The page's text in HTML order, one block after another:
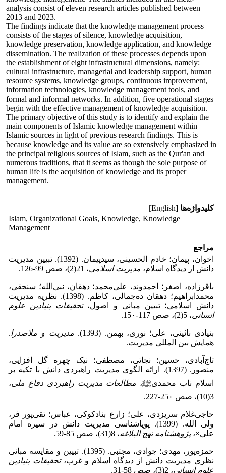
analysis consist of eleven research articles published between
2013 and 2023.
The findings indicate that the knowledge management process
consists of the stages of silence, knowledge acquisition,
knowledge preservation, knowledge application, and knowledge
dissemination. The realization of these processes depends upon
the establishment of eight infrastructural dimensions, namely:
cultural infrastructure, managerial and leadership support, human
resource systems, knowledge groups, continuous improvement,
information technologies, knowledge management tools, and
formal and informal networks. In addition, five operational stages
begin with the effective management of knowledge acquisition.
The primary objective of this study is to identify and explain the
main components of Islamic knowledge management within
Islamic sources in light of previous research findings. This is
because knowledge and its value are so extensively emphasized in
the principal religious sources of Islam, such as the Qur'an and
numerous traditions, that it seems as though the sole purpose of
human life is the acquisition of knowledge and its proper
management.
کلیدواژه‌ها [English]
Islam, Organizational Goals, Knowledge, Knowledge
Management
مراجع
اخوان، پیمان؛ خادم الحسینی، سیدپیمان. (1392). تبیین مدیریت
دانش از دیدگاه اسلام، مدیریت اسلامی، 21(2)، صص 99-126.
باقرزاده، اصغر؛ احمدوند، علی‌محمد؛ دهقان، نبی‌الله؛ سنجقی،
محمدابراهیم؛ دهقان ده‌جمالی، کاظم. (1398). نظریه مدیریت
دانش اسلامی؛ تبیین مبانی و اصول،تحقیقات بنیادین علوم
انسانی، 5(2)، صص 117-15۰.
بنیادی نائینی، علی؛ نوری، بهمن. (1393). مدیریت و ملاصدرا.
همایش بین المللی مدیریت.
تاج‌آبادی، حسین؛ نجاتی، مصطفی؛ نیک چهره گل افزایی،
منصور. (1397). ارائه الگوی مدیریت راهبردی دانش با تکیه بر
اسلام ناب محمدیﷺ، مطالعات مدیریت راهبردی دفاع ملی،
3(10)، صص 25۰-227.
حاجی‌غلام سریزدی، علی؛ زارع بنادکوکی، عباس؛ تقی‌پور فر،
ولی الله. (1399). پویاشناسی مدیریت دانش در سیره امام
علی×،پژوهشنامه نهج البلاغه، 8(31)، صص 85-59.
حمزه‌پور، مهدی؛ جوادی، مجتبی. (1395). تبیین و مقایسه مبانی
نظری مدیریت دانش از دیدگاه اسلام و غرب،تحقیقات بنیادین
علوم انسانی، 2(3)، صص 58-31.